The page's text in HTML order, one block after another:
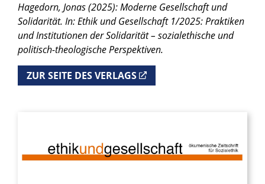
Hagedorn, Jonas (2025): Moderne Gesellschaft und
Solidarität. In: Ethik und Gesellschaft 1/2025: Praktiken
und Institutionen der Solidarität – sozialethische und
politisch-theologische Perspektiven.
ZUR SEITE DES VERLAGS